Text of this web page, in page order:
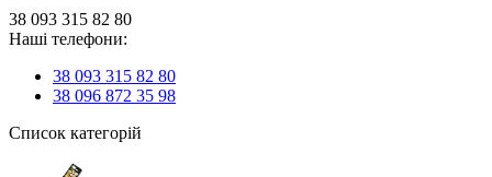
38 093 315 82 80
Наші телефони:
38 093 315 82 80
38 096 872 35 98
Список категорій